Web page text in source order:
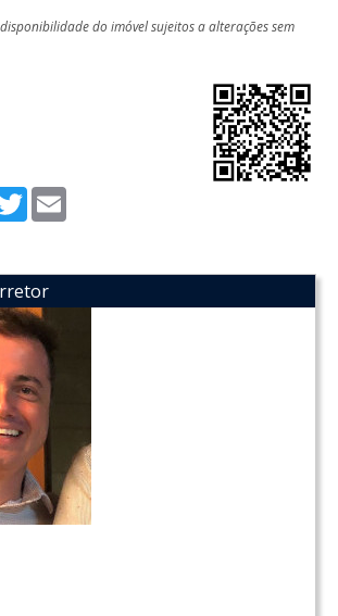
do imóvel sujeitos a alterações sem
Twitter